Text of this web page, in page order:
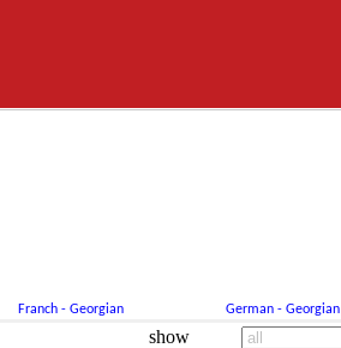
Franch - Georgian German - Georgian
show